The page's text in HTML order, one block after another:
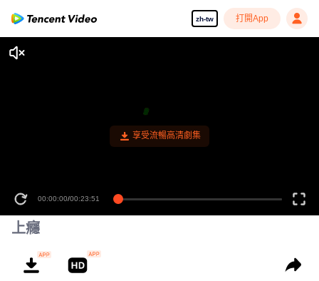
zh-tw 打開App
00:00:00/00:23:51
上癮